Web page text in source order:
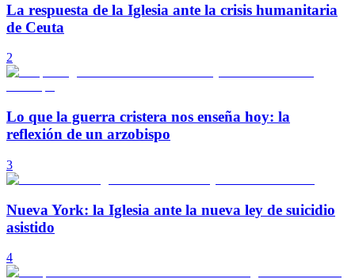
La respuesta de la Iglesia ante la crisis humanitaria
de Ceuta
2
Lo que la guerra cristera nos enseña hoy: la
reflexión de un arzobispo
3
Nueva York: la Iglesia ante la nueva ley de suicidio
asistido
4